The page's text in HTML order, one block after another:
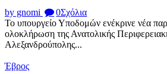
by gnomi 0Σχόλια
Το υπουργείο Υποδομών ενέκρινε νέα
ολοκλήρωση της Ανατολικής
Αλεξανδρούπολης...
Έβρος